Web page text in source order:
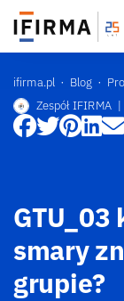
ifirma.pl Blog
Zespół IFIRMA |
GTU_03
smary
grupie?